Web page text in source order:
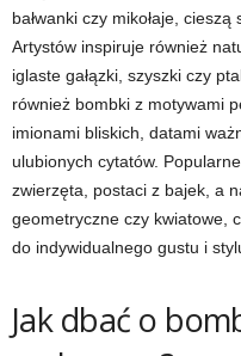
bałwanki czy mikołaje,
Artystów inspiruje również
iglaste gałązki, szyszki czy
również bombki z motywami
imionami bliskich, datami
ulubionych cytatów.
zwierzęta, postaci z bajek, a
geometryczne czy kwiatowe,
do indywidualnego gustu i
Jak dbać o